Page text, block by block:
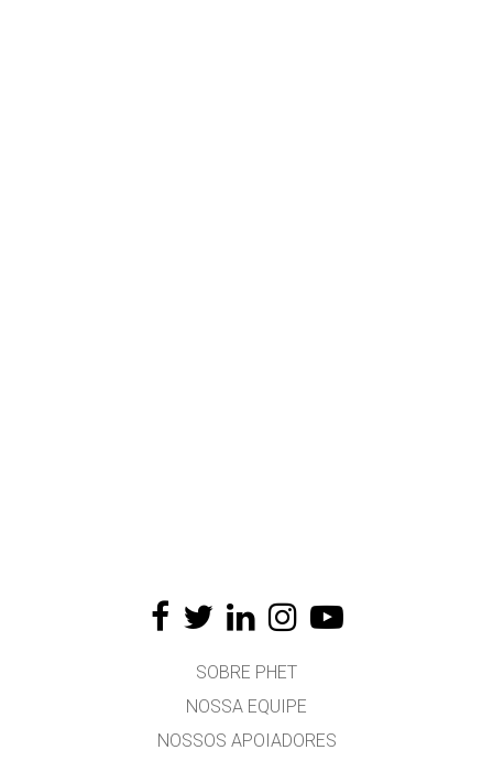
SOBRE PHET
NOSSA EQUIPE
NOSSOS APOIADORES